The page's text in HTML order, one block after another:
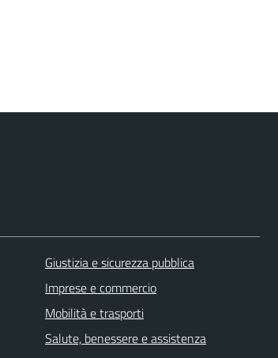
Giustizia e sicurezza pubblica
Imprese e commercio
Mobilità e trasporti
Salute, benessere e assistenza